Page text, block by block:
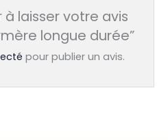
à laisser votre avis
longue durée”
pour publier un avis.